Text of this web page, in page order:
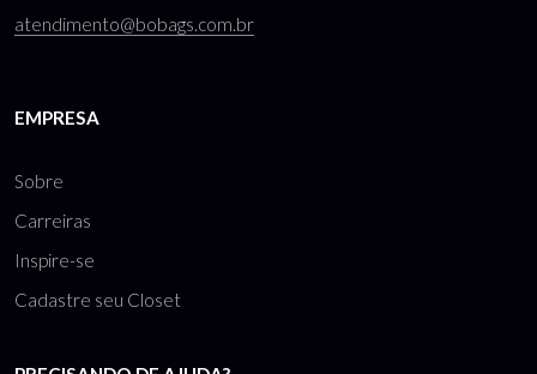
atendimento@bobags.com.br
EMPRESA
Sobre
Carreiras
Inspire-se
Cadastre seu Closet